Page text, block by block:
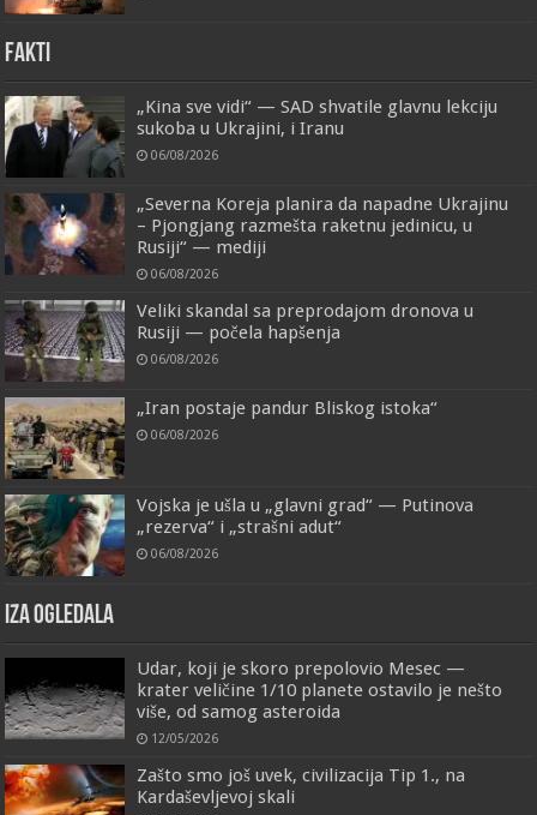
FAKTI
„Kina sve vidi“ — SAD shvatile glavnu lekciju
sukoba u Ukrajini, i Iranu
06/08/2026
„Severna Koreja planira da napadne Ukrajinu
– Pjongjang razmešta raketnu jedinicu, u
Rusiji“ — mediji
06/08/2026
Veliki skandal sa preprodajom dronova u
Rusiji — počela hapšenja
06/08/2026
„Iran postaje pandur Bliskog istoka“
06/08/2026
Vojska je ušla u „glavni grad“ — Putinova
„rezerva“ i „strašni adut“
06/08/2026
IZA OGLEDALA
Udar, koji je skoro prepolovio Mesec —
krater veličine 1/10 planete ostavilo je nešto
više, od samog asteroida
12/05/2026
Zašto smo još uvek, civilizacija Tip 1., na
Kardaševljevoj skali